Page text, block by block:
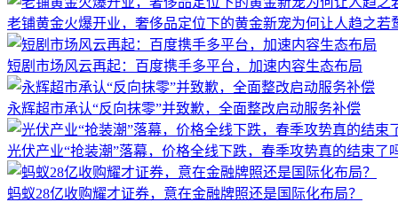
老铺黄金火爆开业，奢侈品定位下的黄金新宠为何让人趋之若
短剧市场风云再起：百度携手多平台，加速内容生态布局
永辉超市承认“反向抹零”并致歉，全面整改启动服务补偿
光伏产业“抢装潮”落幕，价格全线下跌，春季攻势真的结束了
蚂蚁28亿收购耀才证券，意在金融牌照还是国际化布局？